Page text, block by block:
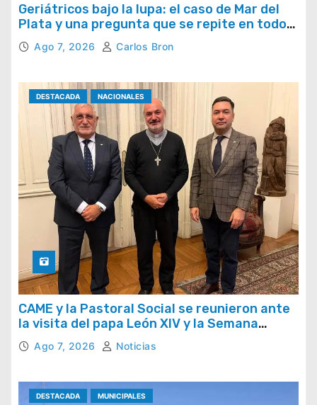
Geriátricos bajo la lupa: el caso de Mar del
Plata y una pregunta que se repite en todo
el país
Ago 7, 2026 Carlos Bron
DESTACADA NACIONALES
CAME y la Pastoral Social se reunieron ante
la visita del papa León XIV y la Semana
Social 2026
Ago 7, 2026 Noticias
DESTACADA MUNICIPALES